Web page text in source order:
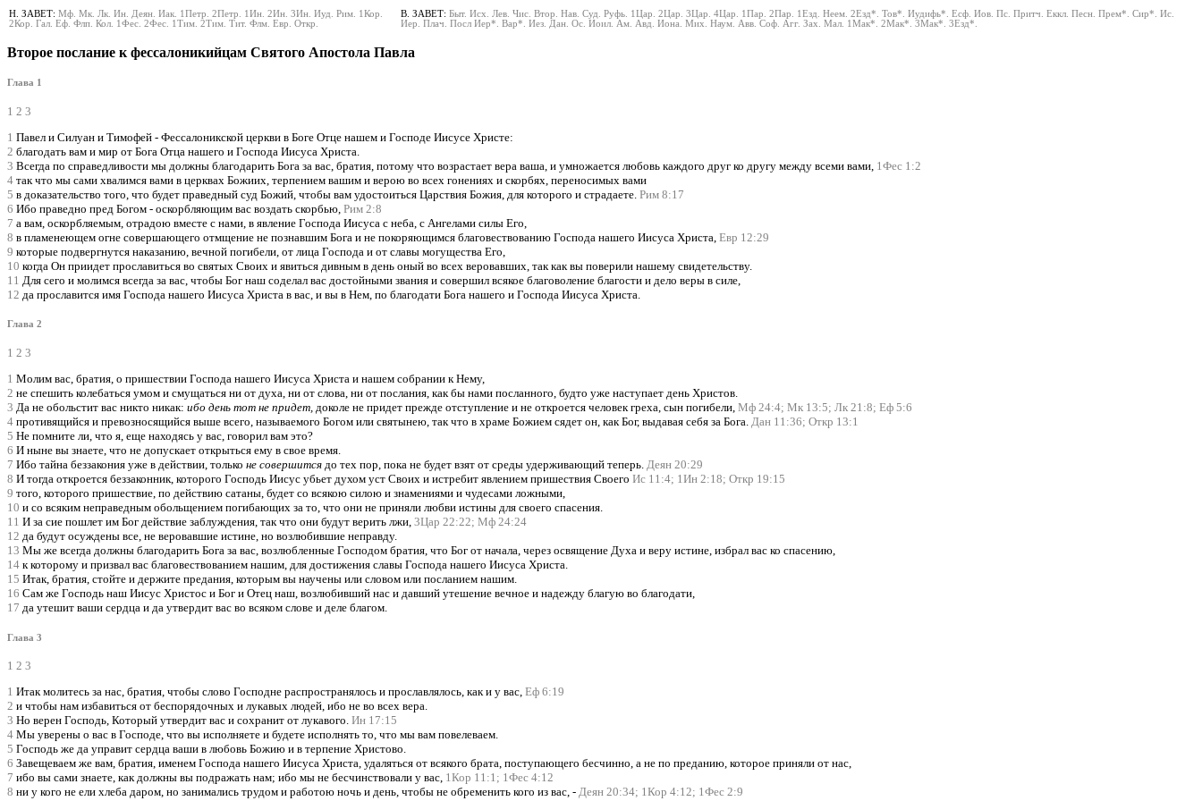
Н. ЗАВЕТ: Мф. Мк. Лк. Ин. Деян. Иак. 1Петр. 2Петр. 1Ин. 2Ин. 3Ин. Иуд. Рим.
1Кор.
2Кор.
Гал. Еф. Флп. Кол. 1Фес. 2Фес. 1Тим. 2Тим. Тит. Флм. Евр. Откр.
В. ЗАВЕТ: Быт. Исх. Лев. Чис. Втор. Нав. Суд. Руфь. 1Цар. 2Цар. 3Цар. 4Цар. 1Пар. 2Пар. 1Езд. Неем. 2Езд*. Тов*. Иудифь*. Есф. Иов. Пс. Притч. Еккл. Песн. Прем*. Сир*.
Ис.
Иер.
Плач. Посл Иер*. Вар*. Иез. Дан. Ос. Иоил. Ам. Авд. Иона. Мих. Наум. Авв. Соф. Агг. Зах. Мал. 1Мак*. 2Мак*. 3Мак*. 3Езд*.
Второе послание к фессалоникийцам Святого Апостола Павла
Глава 1
1 2 3
1 Павел и Силуан и Тимофей - Фессалоникской церкви в Боге Отце нашем и Господе Иисусе Христе:
2 благодать вам и мир от Бога Отца нашего и Господа Иисуса Христа.
3 Всегда по справедливости мы должны благодарить Бога за вас, братия, потому что возрастает вера ваша, и умножается любовь каждого друг ко другу между всеми вами, 1Фес 1:2
4 так что мы сами хвалимся вами в церквах Божиих, терпением вашим и верою во всех гонениях и скорбях, переносимых вами
5 в доказательство того, что будет праведный суд Божий, чтобы вам удостоиться Царствия Божия, для которого и страдаете. Рим 8:17
6 Ибо праведно пред Богом - оскорбляющим вас воздать скорбью, Рим 2:8
7 а вам, оскорбляемым, отрадою вместе с нами, в явление Господа Иисуса с неба, с Ангелами силы Его,
8 в пламенеющем огне совершающего отмщение не познавшим Бога и не покоряющимся благовествованию Господа нашего Иисуса Христа, Евр 12:29
9 которые подвергнутся наказанию, вечной погибели, от лица Господа и от славы могущества Его,
10 когда Он приидет прославиться во святых Своих и явиться дивным в день оный во всех веровавших, так как вы поверили нашему свидетельству.
11 Для сего и молимся всегда за вас, чтобы Бог наш соделал вас достойными звания и совершил всякое благоволение благости и дело веры в силе,
12 да прославится имя Господа нашего Иисуса Христа в вас, и вы в Нем, по благодати Бога нашего и Господа Иисуса Христа.
Глава 2
1 2 3
1 Молим вас, братия, о пришествии Господа нашего Иисуса Христа и нашем собрании к Нему,
2 не спешить колебаться умом и смущаться ни от духа, ни от слова, ни от послания, как бы нами посланного, будто уже наступает день Христов.
3 Да не обольстит вас никто никак: ибо день тот не придет, доколе не придет прежде отступление и не откроется человек греха, сын погибели, Мф 24:4; Мк 13:5; Лк 21:8; Еф 5:6
4 противящийся и превозносящийся выше всего, называемого Богом или святынею, так что в храме Божием сядет он, как Бог, выдавая себя за Бога. Дан 11:36; Откр 13:1
5 Не помните ли, что я, еще находясь у вас, говорил вам это?
6 И ныне вы знаете, что не допускает открыться ему в свое время.
7 Ибо тайна беззакония уже в действии, только не совершится до тех пор, пока не будет взят от среды удерживающий теперь. Деян 20:29
8 И тогда откроется беззаконник, которого Господь Иисус убьет духом уст Своих и истребит явлением пришествия Своего Ис 11:4; 1Ин 2:18; Откр 19:15
9 того, которого пришествие, по действию сатаны, будет со всякою силою и знамениями и чудесами ложными,
10 и со всяким неправедным обольщением погибающих за то, что они не приняли любви истины для своего спасения.
11 И за сие пошлет им Бог действие заблуждения, так что они будут верить лжи, 3Цар 22:22; Мф 24:24
12 да будут осуждены все, не веровавшие истине, но возлюбившие неправду.
13 Мы же всегда должны благодарить Бога за вас, возлюбленные Господом братия, что Бог от начала, через освящение Духа и веру истине, избрал вас ко спасению,
14 к которому и призвал вас благовествованием нашим, для достижения славы Господа нашего Иисуса Христа.
15 Итак, братия, стойте и держите предания, которым вы научены или словом или посланием нашим.
16 Сам же Господь наш Иисус Христос и Бог и Отец наш, возлюбивший нас и давший утешение вечное и надежду благую во благодати,
17 да утешит ваши сердца и да утвердит вас во всяком слове и деле благом.
Глава 3
1 2 3
1 Итак молитесь за нас, братия, чтобы слово Господне распространялось и прославлялось, как и у вас, Еф 6:19
2 и чтобы нам избавиться от беспорядочных и лукавых людей, ибо не во всех вера.
3 Но верен Господь, Который утвердит вас и сохранит от лукавого. Ин 17:15
4 Мы уверены о вас в Господе, что вы исполняете и будете исполнять то, что мы вам повелеваем.
5 Господь же да управит сердца ваши в любовь Божию и в терпение Христово.
6 Завещеваем же вам, братия, именем Господа нашего Иисуса Христа, удаляться от всякого брата, поступающего бесчинно, а не по преданию, которое приняли от нас,
7 ибо вы сами знаете, как должны вы подражать нам; ибо мы не бесчинствовали у вас, 1Кор 11:1; 1Фес 4:12
8 ни у кого не ели хлеба даром, но занимались трудом и работою ночь и день, чтобы не обременить кого из вас, - Деян 20:34; 1Кор 4:12; 1Фес 2:9